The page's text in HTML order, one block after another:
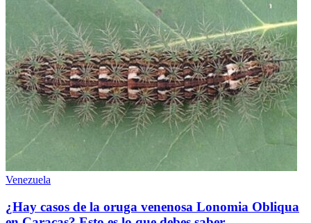
Venezuela
¿Hay casos de la oruga venenosa Lonomia Obliqua